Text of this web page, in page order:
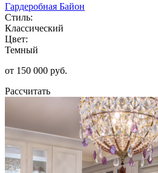
Гардеробная Байон
Стиль:
Классический
Цвет:
Темный
от 150 000 руб.
Рассчитать